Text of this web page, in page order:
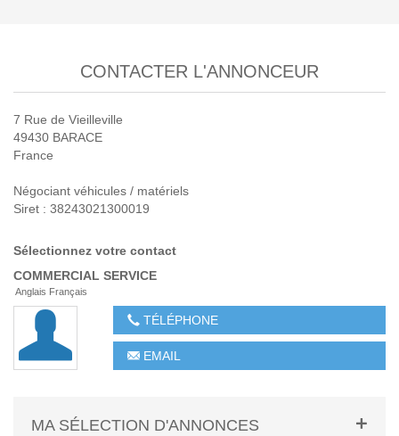
CONTACTER L'ANNONCEUR
7 Rue de Vieilleville
49430 BARACE
France
Négociant véhicules / matériels
Siret : 38243021300019
Sélectionnez votre contact
COMMERCIAL SERVICE
Anglais Français
TÉLÉPHONE
EMAIL
MA SÉLECTION D'ANNONCES